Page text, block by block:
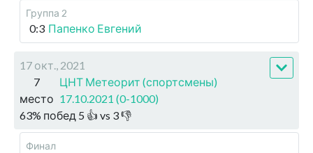
Группа 2
0:3 Папенко Евгений
17 окт., 2021
7
место
ЦНТ Метеорит (спортсмены)
17.10.2021 (0-1000)
63% побед 5 👍 vs 3👎
Финал